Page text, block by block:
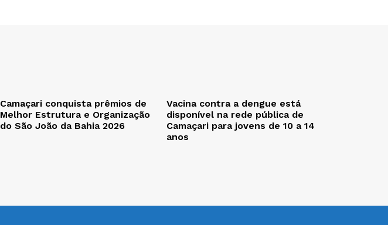
Camaçari conquista prêmios de
Melhor Estrutura e Organização
do São João da Bahia 2026
Vacina contra a dengue está
disponível na rede pública de
Camaçari para jovens de 10 a 14
anos